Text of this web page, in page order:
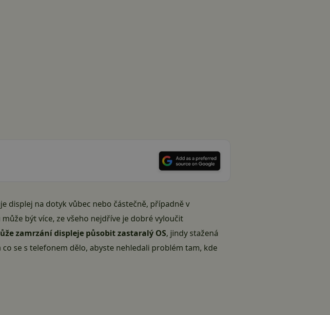
displej na dotyk vůbec nebo částečně, případně v
být více, ze všeho nejdříve je dobré vyloučit
zamrzání displeje působit zastaralý OS, jindy stažená
se s telefonem dělo, abyste nehledali problém tam, kde